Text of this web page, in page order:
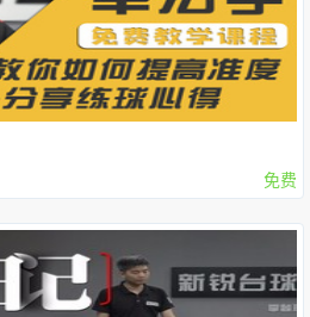
免费